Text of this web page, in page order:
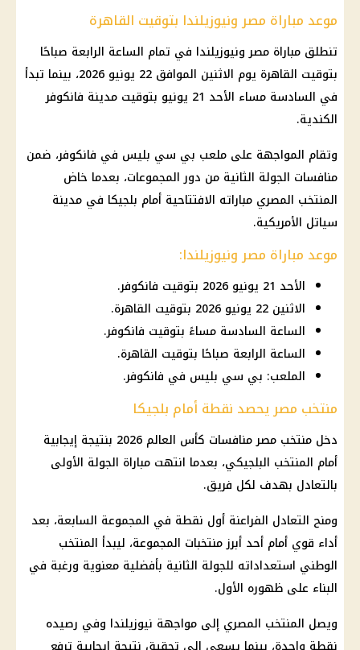
موعد مباراة مصر ونيوزيلندا بتوقيت القاهرة
تنطلق مباراة مصر ونيوزيلندا في تمام الساعة الرابعة صباحًا
بتوقيت القاهرة يوم الاثنين الموافق 22 يونيو 2026، بينما تبدأ
في السادسة مساء الأحد 21 يونيو بتوقيت مدينة فانكوفر
الكندية.
وتقام المواجهة على ملعب بي سي بليس في فانكوفر، ضمن
منافسات الجولة الثانية من دور المجموعات، بعدما خاض
المنتخب المصري مباراته الافتتاحية أمام بلجيكا في مدينة
سياتل الأمريكية.
موعد مباراة مصر ونيوزيلندا:
الأحد 21 يونيو 2026 بتوقيت فانكوفر.
الاثنين 22 يونيو 2026 بتوقيت القاهرة.
الساعة السادسة مساءً بتوقيت فانكوفر.
الساعة الرابعة صباحًا بتوقيت القاهرة.
الملعب: بي سي بليس في فانكوفر.
منتخب مصر يحصد نقطة أمام بلجيكا
دخل منتخب مصرمنافسات كأس العالم 2026
بنتيجة إيجابية
أمام المنتخب البلجيكي، بعدما انتهت مباراة الجولة الأولى
بالتعادل بهدف لكل فريق.
ومنح التعادل الفراعنة أول نقطة في المجموعة السابعة، بعد
أداء قوي أمام أحد أبرز منتخبات المجموعة، ليبدأ المنتخب
الوطني استعداداته للجولة الثانية بأفضلية معنوية ورغبة في
البناء على ظهوره الأول.
ويصل المنتخب المصري إلى مواجهة نيوزيلندا وفي رصيده